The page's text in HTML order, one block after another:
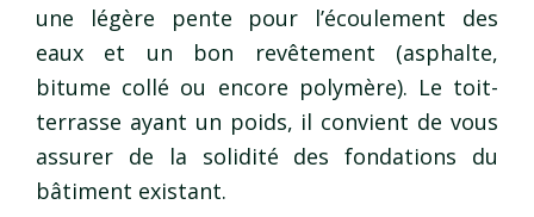
une légère pente pour l’écoulement des
eaux et un bon revêtement (asphalte,
bitume collé ou encore polymère). Le toit-
terrasse ayant un poids, il convient de vous
assurer de la solidité des fondations du
bâtiment existant.